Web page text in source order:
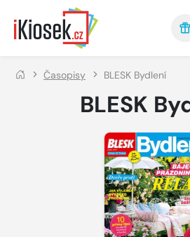
Přejít na hlavní obsah
Časopisy BLESK Bydlení
BLESK